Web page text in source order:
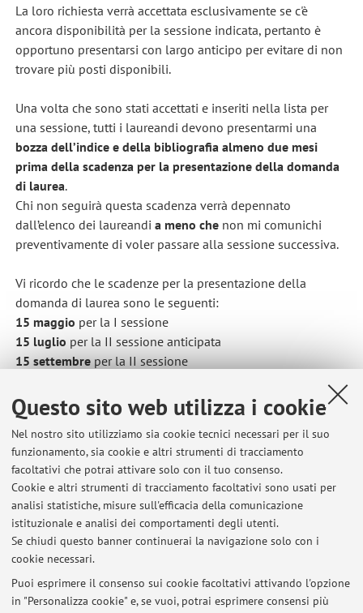
Questo sito web utilizza i cookie
Nel nostro sito utilizziamo sia cookie tecnici necessari per il suo
funzionamento, sia cookie e altri strumenti di tracciamento
facoltativi che potrai attivare solo con il tuo consenso.
Cookie e altri strumenti di tracciamento facoltativi sono usati per
analisi statistiche, misure sull'efficacia della comunicazione
istituzionale e analisi dei comportamenti degli utenti.
Se chiudi questo banner continuerai la navigazione solo con i
cookie necessari.
Puoi esprimere il consenso sui cookie facoltativi attivando l'opzione
in "Personalizza cookie" e, se vuoi, potrai esprimere consensi più
La loro richiesta verrà accettata esclusivamente se c'è
ancora disponibilità per la sessione indicata, pertanto è
opportuno presentarsi con largo anticipo per evitare di non
trovare più posti disponibili.
Una volta che sono stati accettati e inseriti nella lista per
una sessione, tutti i laureandi devono presentarmi una
bozza dell’indice e della bibliografia almeno due mesi
prima della scadenza per la presentazione della domanda
di laurea.
Chi non seguirà questa scadenza verrà depennato
dall’elenco dei laureandi a meno chenon mi comunichi
preventivamente di voler passare alla sessione successiva.
Vi ricordo che le scadenze per la presentazione della
domanda di laurea sono le seguenti:
15 maggio per la I sessione
15 luglio per la II sessione anticipata
15 settembreper la II sessione
Ne consegue che le scadenze per la presentazione almeno
dell’indice e della bibliografia sono:
15 marzoper la I sessione
15 maggioper la II sessione anticipata
15 luglioper la II sessione
15 novembre
per la III sessione
Ultimi avvisi